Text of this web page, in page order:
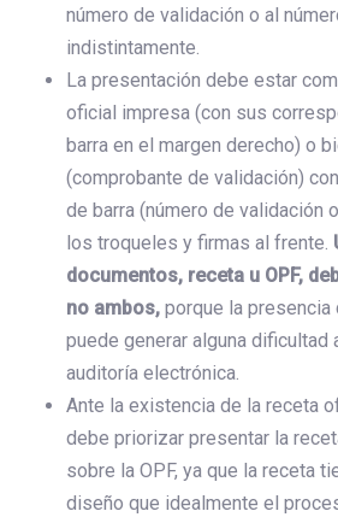
número de validación o al
indistintamente.
La presentación debe estar
oficial impresa (con sus
barra en el margen derecho) o
(comprobante de validación)
de barra (número de validación
los troqueles y firmas al frente.
documentos, receta u OPF,
no ambos, porque la
puede generar alguna dificultad
auditoría electrónica.
Ante la existencia de la receta
debe priorizar presentar la
sobre la OPF, ya que la receta
diseño que idealmente el